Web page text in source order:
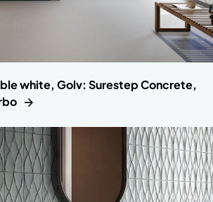
white, Golv: Surestep Concrete,